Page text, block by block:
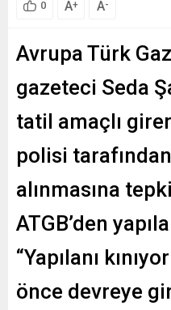
0 A+ A-
Avrupa Türk
gazeteci Seda
tatil amaçlı
polisi
alınmasına
ATGB’den
“Yapılanı
önce devreye